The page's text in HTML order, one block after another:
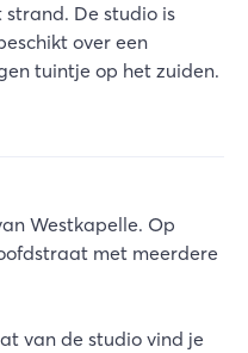
De studio is
over een
tuintje op het zuiden.
Westkapelle. Op
met meerdere
van de studio vind je